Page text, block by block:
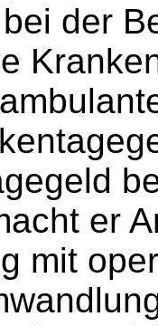
der
er
mit